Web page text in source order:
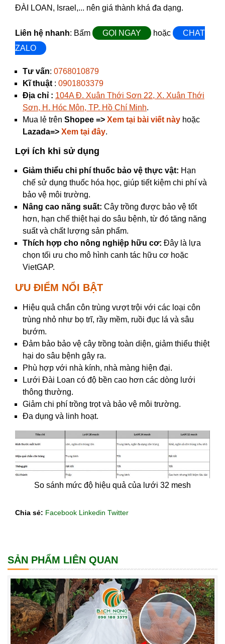
ĐÀI LOAN, Israel,... nên giá thành khá đa dạng.
Liên hệ nhanh: Bấm GỌI NGAY hoặc
CHAT
ZALO
Tư vấn: 0768010879
Kĩ thuật : 0901803379
Địa chỉ : 104A Đ. Xuân Thới Sơn 22, X. Xuân Thới
Sơn, H. Hóc Môn, TP. Hồ Chí Minh.
Mua lẻ trên Shopee => Xem tại bài viết này hoặc
Lazada=> Xem tại đây​​​​​​.
Lợi ích khi sử dụng
Giảm thiểu chi phí thuốc bảo vệ thực vật: Hạn
chế sử dụng thuốc hóa học, giúp tiết kiệm chi phí và
bảo vệ môi trường.
Nâng cao năng suất: Cây trồng được bảo vệ tốt
hơn, hạn chế thiệt hại do sâu bệnh, từ đó tăng năng
suất và chất lượng sản phẩm.
Thích hợp cho nông nghiệp hữu cơ: Đây là lựa
chọn tối ưu cho mô hình canh tác hữu cơ hoặc
VietGAP.
ƯU ĐIỂM NỔI BẬT
Hiệu quả chắn côn trùng vượt trội với các loại côn
trùng nhỏ như bọ trĩ, rầy mềm, ruồi đục lá và sâu
bướm.
Đảm bảo bảo vệ cây trồng toàn diện, giảm thiểu thiệt
hại do sâu bệnh gây ra.
Phù hợp với nhà kính, nhà màng hiện đại.
Lưới Đài Loan có độ bền cao hơn các dòng lưới
thông thường.
Giảm chi phí trồng trọt và bảo vệ môi trường.
Đa dụng và linh hoạt.
So sánh mức độ hiệu quả của lưới 32 mesh
Chia sẻ: Facebook Linkedin Twitter
SẢN PHẨM LIÊN QUAN